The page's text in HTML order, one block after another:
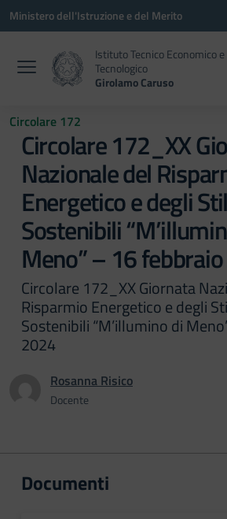
Vai ai contenuti
Vai al menu di navigazione
Vai al footer
Ministero dell'Istruzione e del Merito
Istituto Tecnico Economico e
Tecnologico
Girolamo Caruso
Circolare 172
Circolare 172_XX
Nazionale del
Energetico e degli
Sostenibili
Meno” – 16
Circolare 172_XX Giornata
Risparmio Energetico e degli
Sostenibili “M’illumino di
2024
Rosanna Risico
Docente
Documenti